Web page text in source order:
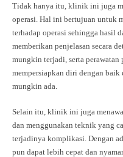
Tidak hanya itu, klinik ini juga
operasi. Hal ini bertujuan untuk
terhadap operasi sehingga hasil
memberikan penjelasan secara
mungkin terjadi, serta perawatan
mempersiapkan diri dengan baik
mungkin ada.
Selain itu, klinik ini juga
dan menggunakan teknik yang
terjadinya komplikasi. Dengan
pun dapat lebih cepat dan